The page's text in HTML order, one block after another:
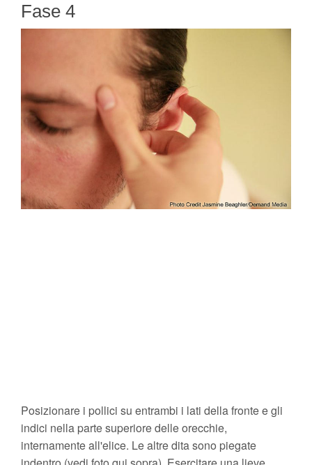
Fase 4
Posizionare i pollici su entrambi i lati della fronte e gli
indici nella parte superiore delle orecchie,
internamente all'elice. Le altre dita sono piegate